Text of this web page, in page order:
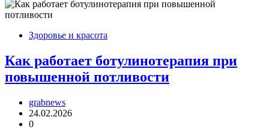
Здоровье и красота
Как работает ботулинотерапия при
повышенной потливости
grabnews
24.02.2026
0